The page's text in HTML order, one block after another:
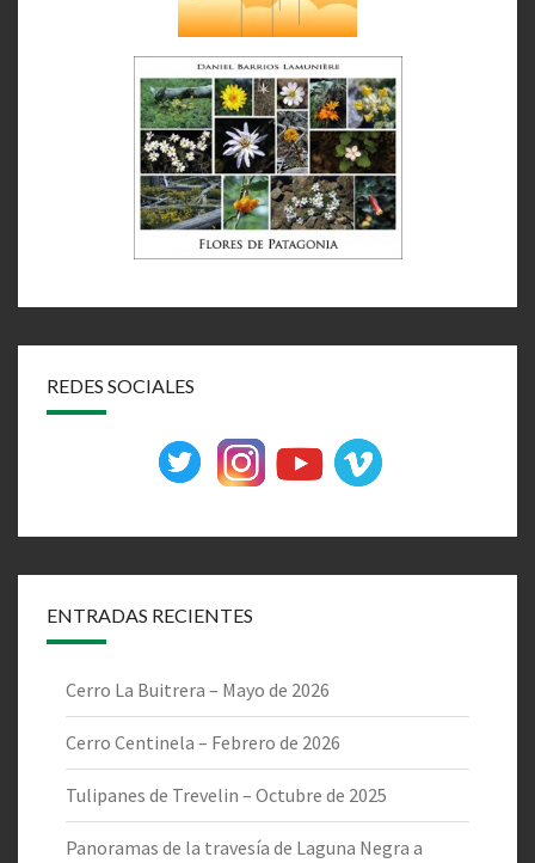
REDES SOCIALES
ENTRADAS RECIENTES
Cerro La Buitrera – Mayo de 2026
Cerro Centinela – Febrero de 2026
Tulipanes de Trevelin – Octubre de 2025
Panoramas de la travesía de Laguna Negra a